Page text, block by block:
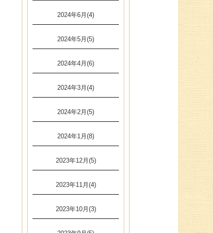
2024年6月(4)
2024年5月(5)
2024年4月(6)
2024年3月(4)
2024年2月(5)
2024年1月(8)
2023年12月(5)
2023年11月(4)
2023年10月(3)